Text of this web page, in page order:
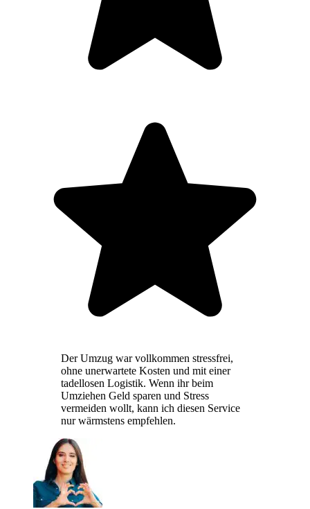
Der Umzug war vollkommen stressfrei,
ohne unerwartete Kosten und mit einer
tadellosen Logistik. Wenn ihr beim
Umziehen Geld sparen und Stress
vermeiden wollt, kann ich diesen Service
nur wärmstens empfehlen.